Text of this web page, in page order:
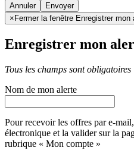
Annuler
× Fermer la fenêtre Enregistrer mon
Enregistrer mon
Tous les champs sont obligatoires
Nom de mon alerte
Pour recevoir les offres par e-
électronique et la valider sur la
rubrique « Mon compte »